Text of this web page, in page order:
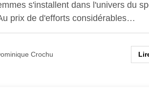
s'installent dans l'univers du
prix de d'efforts considérables…
Crochu